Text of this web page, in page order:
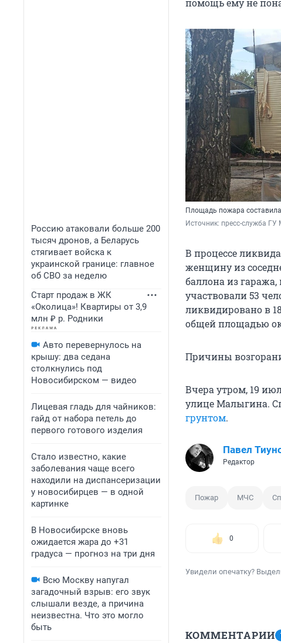
Россию атаковали больше 200
тысяч дронов, а Беларусь
стягивает войска к
украинской границе: главное
об СВО за неделю
Старт продаж в ЖК
«Околица»! Квартиры от 3,9
млн ₽ р. Родники
Авто перевернулось на
крышу: два седана
столкнулись под
Новосибирском — видео
Лицевая гладь для чайников:
гайд от набора петель до
первого готового изделия
Стало известно, какие
заболевания чаще всего
находили на диспансеризации
у новосибирцев — в одной
картинке
В Новосибирске вновь
ожидается жара до +31
градуса — прогноз на три дня
Всю Москву напугал
загадочный взрыв: его звук
слышали везде, а причина
неизвестна. Что это могло
быть
помощь ему не
Площадь пожара
Источник: пресс-служба ГУ
В процессе
женщину из
баллона из
участвовали 53
ликвидировано в
общей площадью
Причины
Вчера утром, 19
улице Малыгина.
грунтом.
Павел
Редактор
Пожар МЧС
0
Увидели опечатку?
КОММЕНТАРИИ